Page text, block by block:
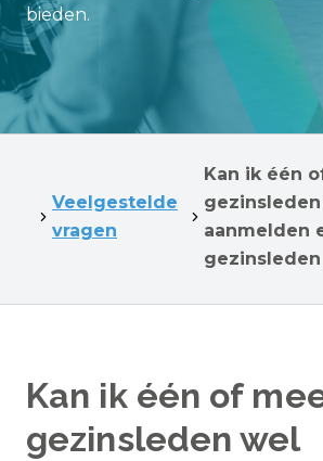
bieden.
Veelgestelde
vragen
Kan ik één
aanmelden
Kan ik één of
gezinsleden wel